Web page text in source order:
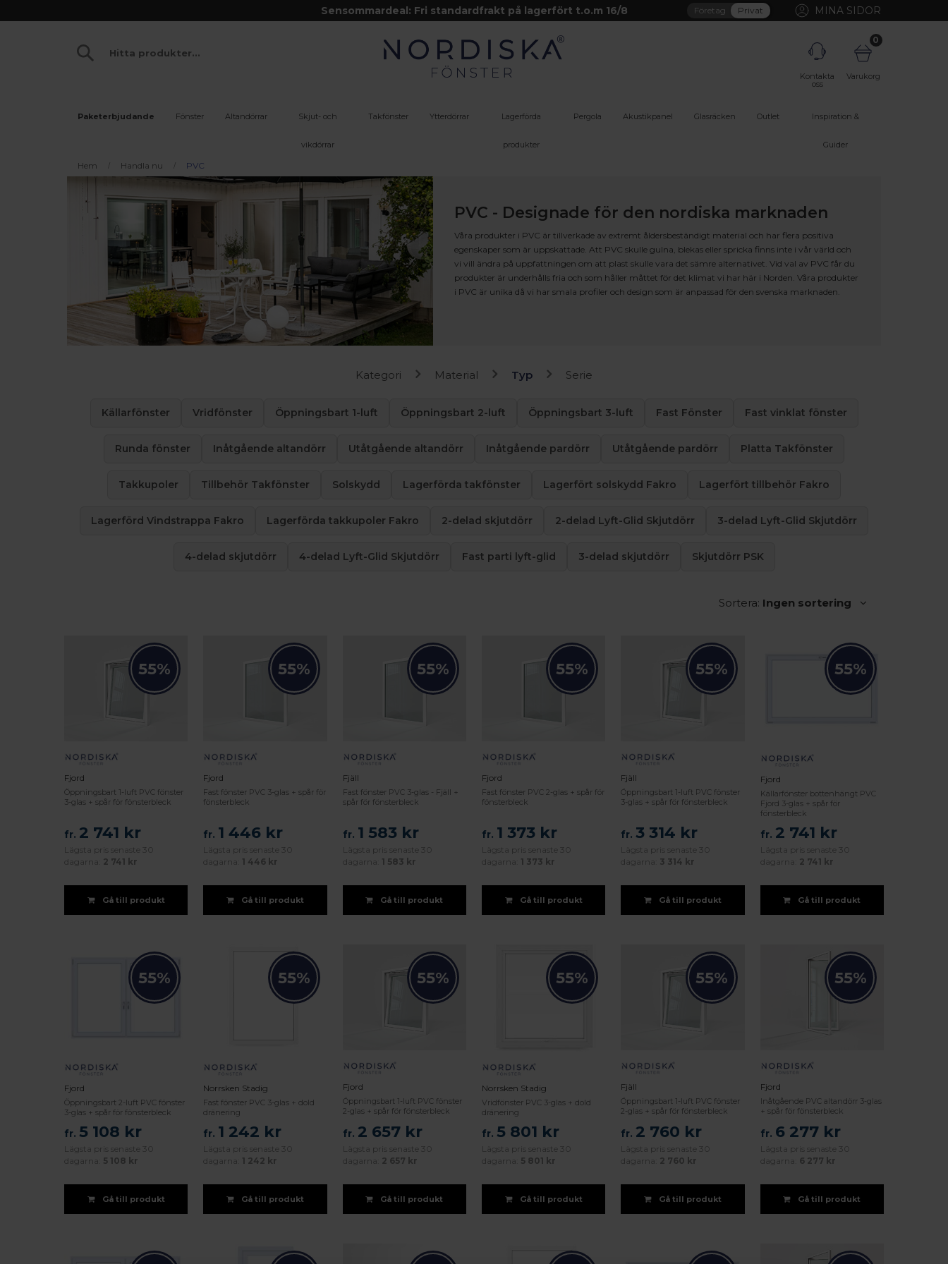
Sensommardeal: Fri standardfrakt på lagerfört t.o.m 16/8 Företag Privat MINA SIDOR
Kontakta
oss
0
Varukorg
Paketerbjudande Fönster Altandörrar Skjut- och
vikdörrar
Takfönster Ytterdörrar Lagerförda
produkter
Pergola Akustikpanel Glasräcken Outlet Inspiration &
Guider
Hem Handla nu PVC
PVC - Designade för den nordiska marknaden
Våra produkter i PVC är tillverkade av extremt åldersbeständigt material och har flera positiva
egenskaper som är uppskattade. Att PVC skulle gulna, blekas eller spricka finns inte i vår värld och
vi vill ändra på uppfattningen om att plast skulle vara det sämre alternativet. Vid val av PVC får du
produkter är underhålls fria och som håller måttet för det klimat vi har här i Norden. Våra produkter
i PVC är unika då vi har smala profiler och design som är anpassad för den svenska marknaden.
Kategori Material Typ Serie
Källarfönster Vridfönster Öppningsbart 1-luft Öppningsbart 2-luft Öppningsbart 3-luft Fast Fönster Fast vinklat fönster
Runda fönster Inåtgående altandörr Utåtgående altandörr Inåtgående pardörr Utåtgående pardörr Platta Takfönster
Takkupoler Tillbehör Takfönster Solskydd Lagerförda takfönster Lagerfört solskydd Fakro Lagerfört tillbehör Fakro
Lagerförd Vindstrappa Fakro Lagerförda takkupoler Fakro 2-delad skjutdörr 2-delad Lyft-Glid Skjutdörr 3-delad Lyft-Glid Skjutdörr
4-delad skjutdörr 4-delad Lyft-Glid Skjutdörr Fast parti lyft-glid 3-delad skjutdörr Skjutdörr PSK
Sortera: Ingen sortering
55%
Fjord
Öppningsbart 1-luft PVC fönster
3-glas + spår för fönsterbleck
fr. 2 741 kr
Lägsta pris senaste 30
dagarna: 2 741 kr
Gå till produkt
55%
Fjord
Fast fönster PVC 3-glas + spår för
fönsterbleck
fr. 1 446 kr
Lägsta pris senaste 30
dagarna: 1 446 kr
Gå till produkt
55%
Fjäll
Fast fönster PVC 3-glas - Fjäll +
spår för fönsterbleck
fr. 1 583 kr
Lägsta pris senaste 30
dagarna: 1 583 kr
Gå till produkt
55%
Fjord
Fast fönster PVC 2-glas + spår för
fönsterbleck
fr. 1 373 kr
Lägsta pris senaste 30
dagarna: 1 373 kr
Gå till produkt
55%
Fjäll
Öppningsbart 1-luft PVC fönster
3-glas + spår för fönsterbleck
fr.3 314 kr
Lägsta pris senaste 30
dagarna: 3 314 kr
Gå till produkt
55%
Fjord
Källarfönster bottenhängt PVC
Fjord 3-glas + spår för
fönsterbleck
fr. 2 741 kr
Lägsta pris senaste 30
dagarna: 2 741 kr
Gå till produkt
55%
Fjord
Öppningsbart 2-luft PVC fönster
3-glas + spår för fönsterbleck
fr. 5 108 kr
Lägsta pris senaste 30
dagarna: 5 108 kr
Gå till produkt
55%
Norrsken Stadig
Fast fönster PVC 3-glas + dold
dränering
fr. 1 242 kr
Lägsta pris senaste 30
dagarna: 1 242 kr
Gå till produkt
55%
Fjord
Öppningsbart 1-luft PVC fönster
2-glas + spår för fönsterbleck
fr. 2 657 kr
Lägsta pris senaste 30
dagarna: 2 657 kr
Gå till produkt
55%
Norrsken Stadig
Vridfönster PVC 3-glas + dold
dränering
fr. 5 801 kr
Lägsta pris senaste 30
dagarna: 5 801 kr
Gå till produkt
55%
Fjäll
Öppningsbart 1-luft PVC fönster
2-glas + spår för fönsterbleck
fr. 2 760 kr
Lägsta pris senaste 30
dagarna: 2 760 kr
Gå till produkt
55%
Fjord
Inåtgående PVC altandörr 3-glas
+ spår för fönsterbleck
fr. 6 277 kr
Lägsta pris senaste 30
dagarna: 6 277 kr
Gå till produkt